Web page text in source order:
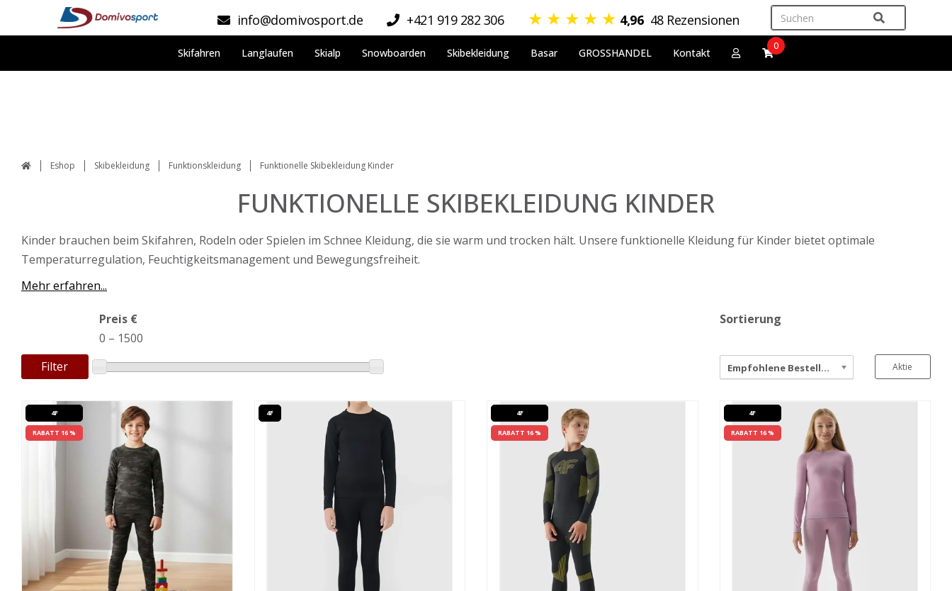
info@domivosport.de +421 919 282 306 ★ ★ ★ ★ ★ 4,96 48 Rezensionen
Skifahren Langlaufen Skialp Snowboarden Skibekleidung Basar GROSSHANDEL Kontakt
0
Eshop Skibekleidung Funktionskleidung Funktionelle Skibekleidung Kinder
FUNKTIONELLE SKIBEKLEIDUNG KINDER
Kinder brauchen beim Skifahren, Rodeln oder Spielen im Schnee Kleidung, die sie warm und trocken hält. Unsere funktionelle Kleidung für Kinder bietet optimale
Temperaturregulation, Feuchtigkeitsmanagement und Bewegungsfreiheit.
Mehr erfahren...
Filter
Preis €
0 – 1500
Sortierung
Empfohlene Bestellung Aktie
4F
RABATT 16 %
4F 4F
RABATT 16 %
4F
RABATT 16 %